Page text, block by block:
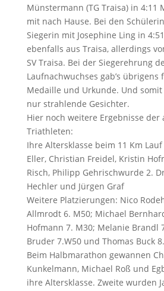
Münstermann (TG Traisa) in 4:11
mit nach Hause. Bei den
Siegerin mit Josephine Ling in
ebenfalls aus Traisa, allerdings
SV Traisa. Bei der Siegerehrung
Laufnachwuchses gab’s übrigens
Medaille und Urkunde. Und
nur strahlende Gesichter.
Hier noch weitere Ergebnisse der
Triathleten:
Ihre Altersklasse beim 11 Km
Eller, Christian Freidel, Kristin
Risch, Philipp Gehrischwurde 2.
Hechler und Jürgen Graf
Weitere Platzierungen: Nico
Allmrodt 6. M50; Michael
Hofmann 7. M30; Melanie Brandl
Bruder 7.W50 und Thomas Buck
Beim Halbmarathon gewannen
Kunkelmann, Michael Roß und
ihre Altersklasse. Zweite wurden